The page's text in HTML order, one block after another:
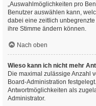
„Auswahlmöglichkeiten pro
Benutzer auswählen kann,
dabei eine zeitlich
ihre Stimme ändern können.
Nach oben
Wieso kann ich nicht mehr
Die maximal zulässige Anzahl
Board-Administration
Antwortmöglichkeiten als
Administrator.